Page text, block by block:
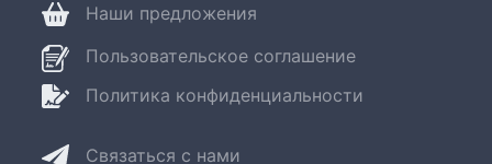
Связаться с нами
Пользовательское соглашение
Политика конфиденциальности
Наши предложения